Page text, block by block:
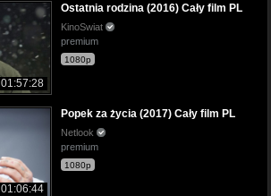
01:57:28
Ostatnia rodzina (2016) Cały film PL
KinoSwiat
premium
1080p
01:06:44
Popek za życia (2017) Cały film PL
Netlook
premium
1080p